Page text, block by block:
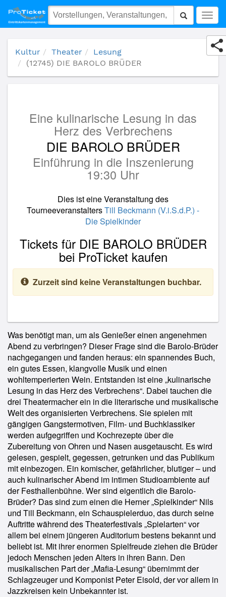
(12745) DIE BAROLO BRÜDER
Kultur Theater
Lesung
(12745) DIE BAROLO BRÜDER
Eine kulinarische Lesung in das
Herz des Verbrechens
DIE BAROLO BRÜDER
Einführung in die Inszenierung
19:30 Uhr
Dies ist eine Veranstaltung des
TourneeveranstaltersTill Beckmann (V.i.S.d.P.) -
Die Spielkinder
Tickets für DIE BAROLO BRÜDER
bei ProTicket kaufen
Zurzeit sind keine Veranstaltungen buchbar.
Was benötigt man, um als Genießer einen angenehmen
Abend zu verbringen? Dieser Frage sind die Barolo-Brüder
nachgegangen und fanden heraus: ein spannendes Buch,
ein gutes Essen, klangvolle Musik und einen
wohltemperierten Wein. Entstanden ist eine „kulinarische
Lesung in das Herz des Verbrechens“. Dabei tauchen die
drei Theatermacher ein in die literarische und musikalische
Welt des organisierten Verbrechens. Sie spielen mit
gängigen Gangstermotiven, Film- und Buchklassiker
werden aufgegriffen und Kochrezepte über die
Zubereitung von Ohren und Nasen ausgetauscht. Es wird
gelesen, gespielt, gegessen, getrunken und das Publikum
mit einbezogen. Ein komischer, gefährlicher, blutiger – und
auch kulinarischer Abend im intimen Studioambiente auf
der Festhallenbühne. Wer sind eigentlich die Barolo-
Brüder? Das sind zum einen die Herner „Spielkinder“ Nils
und Till Beckmann, ein Schauspielerduo, das durch seine
Auftritte während des Theaterfestivals „Spielarten“ vor
allem bei einem jüngeren Auditorium bestens bekannt und
beliebt ist. Mit ihrer enormen Spielfreude ziehen die Brüder
jedoch Menschen jeden Alters in ihren Bann. Den
musikalischen Part der „Mafia-Lesung“ übernimmt der
Schlagzeuger und Komponist Peter Eisold, der vor allem in
Jazzkreisen kein Unbekannter ist.